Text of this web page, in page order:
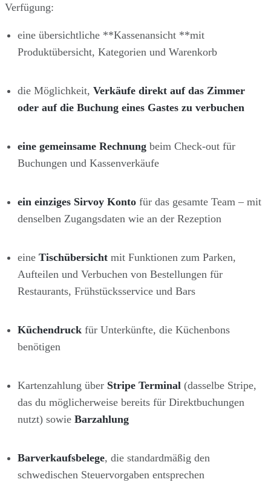
Verfügung:
eine übersichtliche **Kassenansicht **mit
Produktübersicht, Kategorien und Warenkorb
die Möglichkeit, Verkäufe direkt auf das Zimmer
oder auf die Buchung eines Gastes zu verbuchen
eine gemeinsame Rechnungbeim Check-out für
Buchungen und Kassenverkäufe
ein einziges Sirvoy Kontofür das gesamte Team – mit
denselben Zugangsdaten wie an der Rezeption
eine Tischübersichtmit Funktionen zum Parken,
Aufteilen und Verbuchen von Bestellungen für
Restaurants, Frühstücksservice und Bars
Küchendruckfür Unterkünfte, die Küchenbons
benötigen
Kartenzahlung über Stripe Terminal (dasselbe Stripe,
das du möglicherweise bereits für Direktbuchungen
nutzt) sowie Barzahlung
Barverkaufsbelege, die standardmäßig den
schwedischen Steuervorgaben entsprechen